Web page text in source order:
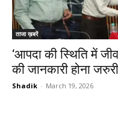
ताजा ख़बरें
‘आपदा की स्थिति में
की जानकारी होना
Shadik - March 19, 2026